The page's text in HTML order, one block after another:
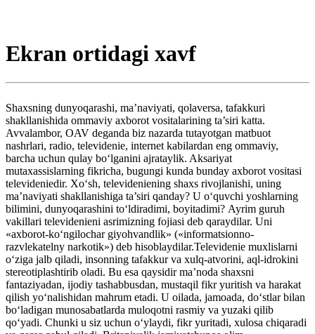
Ekran ortidagi xavf
Shaxsning dunyoqarashi, ma’naviyati, qolaversa, tafakkuri
shakllanishida ommaviy axborot vositalarining ta’siri katta.
Avvalambor, OAV deganda biz nazarda tutayotgan matbuot
nashrlari, radio, televidenie, internet kabilardan eng ommaviy,
barcha uchun qulay bo‘lganini ajrataylik. Aksariyat
mutaxassislarning fikricha, bugungi kunda bunday axborot vositasi
televideniedir. Xo‘sh, televideniening shaxs rivojlanishi, uning
ma’naviyati shakllanishiga ta’siri qanday? U o‘quvchi yoshlarning
bilimini, dunyoqarashini to‘ldiradimi, boyitadimi? Ayrim guruh
vakillari televidenieni asrimizning fojiasi deb qaraydilar. Uni
«axborot-ko‘ngilochar giyohvandlik» («informatsionno-
razvlekatelny narkotik») deb hisoblaydilar.Televidenie muxlislarni
o‘ziga jalb qiladi, insonning tafakkur va xulq-atvorini, aql-idrokini
stereotiplashtirib oladi. Bu esa qaysidir ma’noda shaxsni
fantaziyadan, ijodiy tashabbusdan, mustaqil fikr yuritish va harakat
qilish yo‘nalishidan mahrum etadi. U oilada, jamoada, do‘stlar bilan
bo‘ladigan munosabatlarda muloqotni rasmiy va yuzaki qilib
qo‘yadi. Chunki u siz uchun o‘ylaydi, fikr yuritadi, xulosa chiqaradi